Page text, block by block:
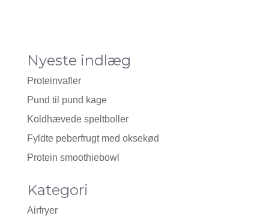
Nyeste indlæg
Proteinvafler
Pund til pund kage
Koldhævede speltboller
Fyldte peberfrugt med oksekød
Protein smoothiebowl
Kategori
Airfryer